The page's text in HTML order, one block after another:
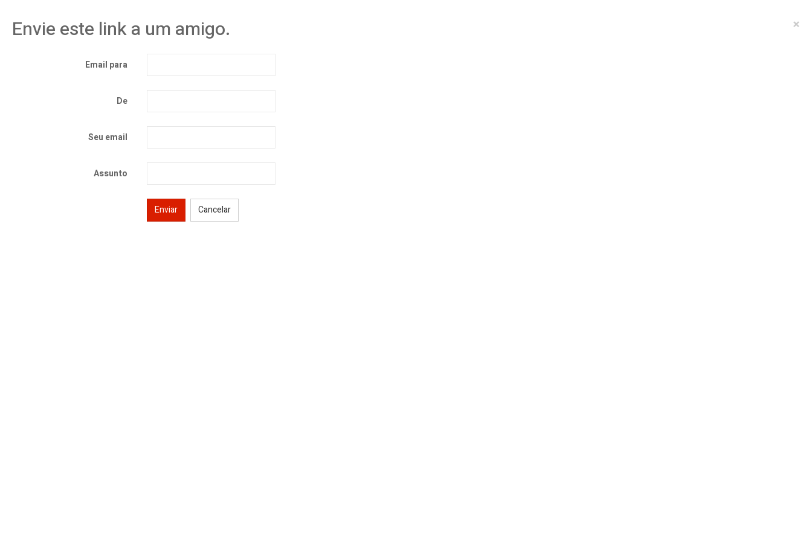
Envie este link a um amigo. ×
Email para
De
Seu email
Assunto
Enviar Cancelar